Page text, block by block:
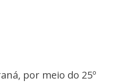
por meio do 25º